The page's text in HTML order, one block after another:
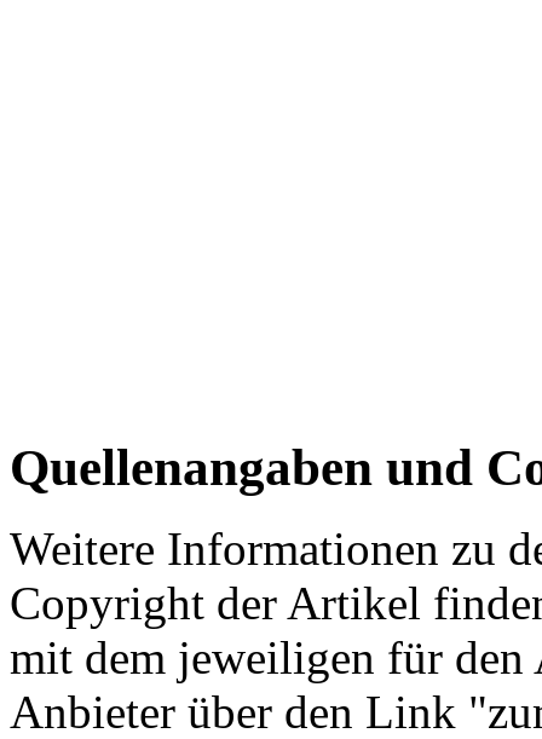
Quellenangaben und
Weitere Informationen zu
Copyright der Artikel
mit dem jeweiligen für
Anbieter über den Link